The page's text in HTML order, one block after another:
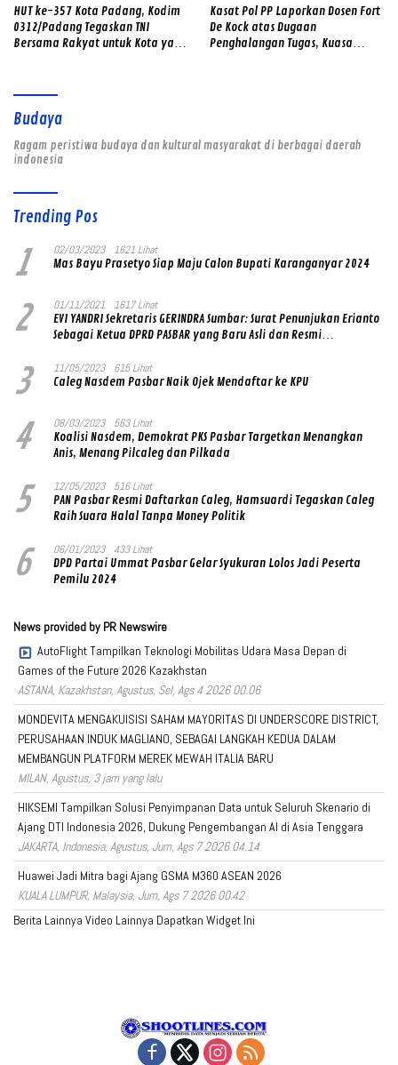
HUT ke-357 Kota Padang, Kodim
0312/Padang Tegaskan TNI
Bersama Rakyat untuk Kota yang
Kasat Pol PP Laporkan Dosen Fort
De Kock atas Dugaan
Penghalangan Tugas, Kuasa
Budaya
Ragam peristiwa budaya dan kultural masyarakat di berbagai daerah
indonesia
Trending Pos
1 02/03/2023 1621 Lihat
Mas Bayu Prasetyo Siap Maju Calon Bupati Karanganyar 2024
2 01/11/2021 1617 Lihat
EVI YANDRI Sekretaris GERINDRA Sumbar: Surat Penunjukan Erianto
Sebagai Ketua DPRD PASBAR yang Baru Asli dan Resmi
3 11/05/2023 615 Lihat
Caleg Nasdem Pasbar Naik Ojek Mendaftar ke KPU
4 08/03/2023 563 Lihat
Koalisi Nasdem, Demokrat PKS Pasbar Targetkan Menangkan
Anis, Menang Pilcaleg dan Pilkada
5 12/05/2023 516 Lihat
PAN Pasbar Resmi Daftarkan Caleg, Hamsuardi Tegaskan Caleg
Raih Suara Halal Tanpa Money Politik
6 06/01/2023 433 Lihat
DPD Partai Ummat Pasbar Gelar Syukuran Lolos Jadi Peserta
Pemilu 2024
News provided by PR Newswire
AutoFlight Tampilkan Teknologi Mobilitas Udara Masa Depan di
Games of the Future 2026 Kazakhstan
ASTANA, Kazakhstan, Agustus, Sel, Ags 4 2026 00.06
MONDEVITA MENGAKUISISI SAHAM MAYORITAS DI UNDERSCORE DISTRICT,
PERUSAHAAN INDUK MAGLIANO, SEBAGAI LANGKAH KEDUA DALAM
MEMBANGUN PLATFORM MEREK MEWAH ITALIA BARU
MILAN, Agustus, 3 jam yang lalu
HIKSEMI Tampilkan Solusi Penyimpanan Data untuk Seluruh Skenario di
Ajang DTI Indonesia 2026, Dukung Pengembangan AI di Asia Tenggara
JAKARTA, Indonesia, Agustus, Jum, Ags 7 2026 04.14
Huawei Jadi Mitra bagi Ajang GSMA M360 ASEAN 2026
KUALA LUMPUR, Malaysia, Jum, Ags 7 2026 00.42
Berita Lainnya Video Lainnya Dapatkan Widget Ini